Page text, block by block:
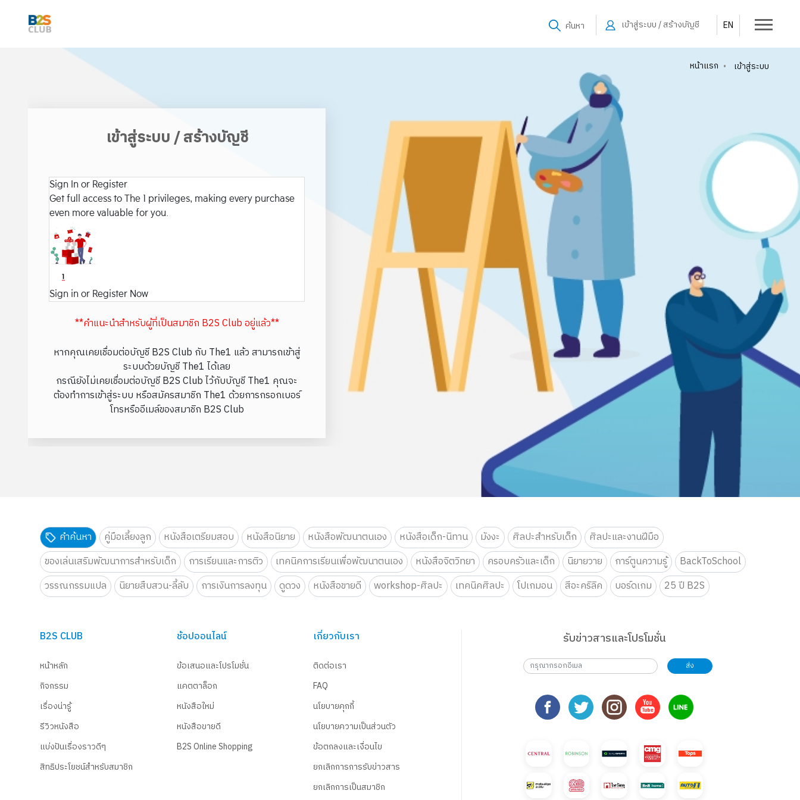
ค้นหา เข้าสู่ระบบ / สร้างบัญชี EN
หน้าแรก • เข้าสู่ระบบ
เข้าสู่ระบบ / สร้างบัญชี
Sign In or Register
Get full access to The 1 privileges, making every purchase
even more valuable for you.
Sign in or Register Now
**คำแนะนำสำหรับผู้ที่เป็นสมาชิก B2S Club อยู่แล้ว**
หากคุณเคยเชื่อมต่อบัญชี B2S Club กับ The1 แล้ว สามารถเข้าสู่
ระบบด้วยบัญชี The1 ได้เลย
กรณียังไม่เคยเชื่อมต่อบัญชี B2S Club ไว้กับบัญชี The1 คุณจะ
ต้องทำการเข้าสู่ระบบ หรือสมัครสมาชิก The1 ด้วยการกรอกเบอร์
โทรหรืออีเมล์ของสมาชิก B2S Club
คำค้นหา คู่มือเลี้ยงลูก หนังสือเตรียมสอบ หนังสือนิยาย หนังสือพัฒนาตนเอง หนังสือเด็ก-นิทาน มังงะ ศิลปะสำหรับเด็ก
ศิลปะและงานฝีมือ
ของเล่นเสริมพัฒนาการสำหรับเด็ก
การเรียนและการติว เทคนิคการเรียนเพื่อพัฒนาตนเอง หนังสือจิตวิทยา ครอบครัวและเด็ก นิยายวาย การ์ตูนความรู้
BackToSchool
วรรณกรรมแปล
นิยายสืบสวน-ลี้ลับ การเงินการลงทุน ดูดวง หนังสือขายดี workshop-ศิลปะ เทคนิคศิลปะ โปเกมอน สีอะคริลิค บอร์ดเกม 25 ปี B2S
B2S CLUB
หน้าหลัก
กิจกรรม
เรื่องน่ารู้
รีวิวหนังสือ
แบ่งปันเรื่องราวดีๆ
สิทธิประโยชน์สำหรับสมาชิก
ช้อปออนไลน์
ข้อเสนอและโปรโมชั่น
แคตตาล็อก
หนังสือใหม่
หนังสือขายดี
B2S Online Shopping
เกี่ยวกับเรา
ติดต่อเรา
FAQ
นโยบายคุกกี้
นโยบายความเป็นส่วนตัว
ข้อตกลงและเงื่อนไข
ยกเลิกการการรับข่าวสาร
ยกเลิกการเป็นสมาชิก
รับข่าวสารและโปรโมชั่น
ส่ง